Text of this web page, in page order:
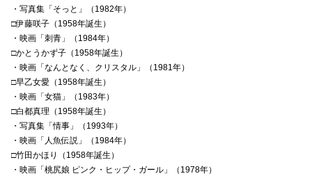
・写真集「そっと」（1982年）
□伊藤咲子（1958年誕生）
・映画「刺青」（1984年）
□かとうかず子（1958年誕生）
・映画「なんとなく、クリスタル」（1981年）
□早乙女愛（1958年誕生）
・映画「女猫」（1983年）
□白都真理（1958年誕生）
・写真集「情事」（1993年）
・映画「人魚伝説」（1984年）
□竹田かほり（1958年誕生）
・映画「桃尻娘 ピンク・ヒップ・ガール」（1978年）